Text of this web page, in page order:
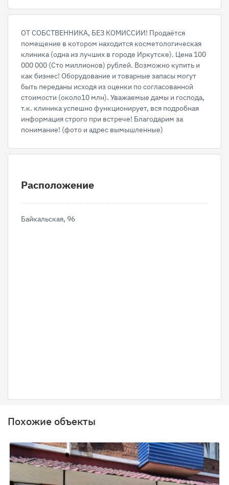
ОТ СОБСТВЕННИКА, БЕЗ КОМИССИИ! Продаётся
помещение в котором находится косметологическая
клиника (одна из лучших в городе Иркутске). Цена 100
000 000 (Сто миллионов) рублей. Возможно купить и
как бизнес! Оборудование и товарные запасы могут
быть переданы исходя из оценки по согласованной
стоимости (около10 млн). Уважаемые дамы и господа,
т.к. клиника успешно функционирует, вся подробная
информация строго при встрече! Благодарим за
понимание! (фото и адрес вымышленные)
Расположение
Байкальская, 96
Похожие объекты